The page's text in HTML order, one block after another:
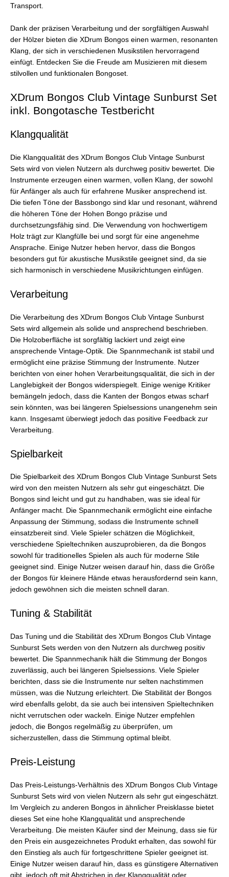
Transport.
Dank der präzisen Verarbeitung und der sorgfältigen Auswahl
der Hölzer bieten die XDrum Bongos einen warmen, resonanten
Klang, der sich in verschiedenen Musikstilen hervorragend
einfügt. Entdecken Sie die Freude am Musizieren mit diesem
stilvollen und funktionalen Bongoset.
XDrum Bongos Club Vintage Sunburst Set
inkl. Bongotasche Testbericht
Klangqualität
Die Klangqualität des XDrum Bongos Club Vintage Sunburst
Sets wird von vielen Nutzern als durchweg positiv bewertet. Die
Instrumente erzeugen einen warmen, vollen Klang, der sowohl
für Anfänger als auch für erfahrene Musiker ansprechend ist.
Die tiefen Töne der Bassbongo sind klar und resonant, während
die höheren Töne der Hohen Bongo präzise und
durchsetzungsfähig sind. Die Verwendung von hochwertigem
Holz trägt zur Klangfülle bei und sorgt für eine angenehme
Ansprache. Einige Nutzer heben hervor, dass die Bongos
besonders gut für akustische Musikstile geeignet sind, da sie
sich harmonisch in verschiedene Musikrichtungen einfügen.
Verarbeitung
Die Verarbeitung des XDrum Bongos Club Vintage Sunburst
Sets wird allgemein als solide und ansprechend beschrieben.
Die Holzoberfläche ist sorgfältig lackiert und zeigt eine
ansprechende Vintage-Optik. Die Spannmechanik ist stabil und
ermöglicht eine präzise Stimmung der Instrumente. Nutzer
berichten von einer hohen Verarbeitungsqualität, die sich in der
Langlebigkeit der Bongos widerspiegelt. Einige wenige Kritiker
bemängeln jedoch, dass die Kanten der Bongos etwas scharf
sein könnten, was bei längeren Spielsessions unangenehm sein
kann. Insgesamt überwiegt jedoch das positive Feedback zur
Verarbeitung.
Spielbarkeit
Die Spielbarkeit des XDrum Bongos Club Vintage Sunburst Sets
wird von den meisten Nutzern als sehr gut eingeschätzt. Die
Bongos sind leicht und gut zu handhaben, was sie ideal für
Anfänger macht. Die Spannmechanik ermöglicht eine einfache
Anpassung der Stimmung, sodass die Instrumente schnell
einsatzbereit sind. Viele Spieler schätzen die Möglichkeit,
verschiedene Spieltechniken auszuprobieren, da die Bongos
sowohl für traditionelles Spielen als auch für moderne Stile
geeignet sind. Einige Nutzer weisen darauf hin, dass die Größe
der Bongos für kleinere Hände etwas herausfordernd sein kann,
jedoch gewöhnen sich die meisten schnell daran.
Tuning & Stabilität
Das Tuning und die Stabilität des XDrum Bongos Club Vintage
Sunburst Sets werden von den Nutzern als durchweg positiv
bewertet. Die Spannmechanik hält die Stimmung der Bongos
zuverlässig, auch bei längeren Spielsessions. Viele Spieler
berichten, dass sie die Instrumente nur selten nachstimmen
müssen, was die Nutzung erleichtert. Die Stabilität der Bongos
wird ebenfalls gelobt, da sie auch bei intensiven Spieltechniken
nicht verrutschen oder wackeln. Einige Nutzer empfehlen
jedoch, die Bongos regelmäßig zu überprüfen, um
sicherzustellen, dass die Stimmung optimal bleibt.
Preis-Leistung
Das Preis-Leistungs-Verhältnis des XDrum Bongos Club Vintage
Sunburst Sets wird von vielen Nutzern als sehr gut eingeschätzt.
Im Vergleich zu anderen Bongos in ähnlicher Preisklasse bietet
dieses Set eine hohe Klangqualität und ansprechende
Verarbeitung. Die meisten Käufer sind der Meinung, dass sie für
den Preis ein ausgezeichnetes Produkt erhalten, das sowohl für
den Einstieg als auch für fortgeschrittene Spieler geeignet ist.
Einige Nutzer weisen darauf hin, dass es günstigere Alternativen
gibt, jedoch oft mit Abstrichen in der Klangqualität oder